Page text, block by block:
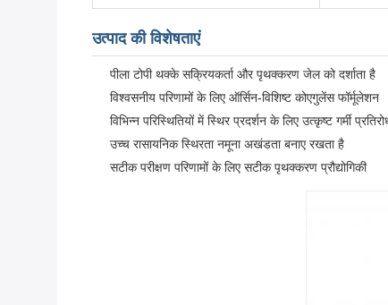
उत्पाद की विशेषताएं
पीला टोपी थक्के सक्रियकर्ता और पृथक्करण जेल को दर्शाता है
विश्वसनीय परिणामों के लिए ऑर्सिन-विशिष्ट कोएगुलेंस फॉर्मूलेशन
विभिन्न परिस्थितियों में स्थिर प्रदर्शन के लिए उत्कृष्ट गर्मी
उच्च रासायनिक स्थिरता नमूना अखंडता बनाए रखता है
सटीक परीक्षण परिणामों के लिए सटीक पृथक्करण प्रौद्योगिकी